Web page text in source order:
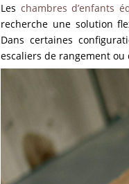
Les chambres d’enfants
recherche une solution
Dans certaines
escaliers de rangement ou